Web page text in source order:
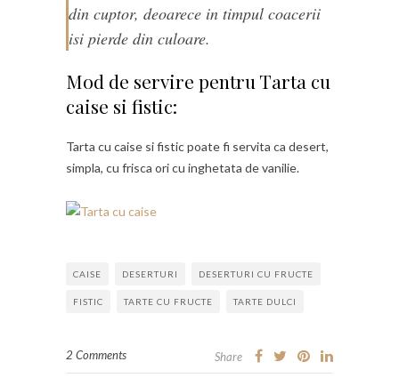
din cuptor, deoarece in timpul coacerii
isi pierde din culoare.
Mod de servire pentru Tarta cu
caise si fistic:
Tarta cu caise si fistic poate fi servita ca desert,
simpla, cu frisca ori cu inghetata de vanilie.
CAISE DESERTURI DESERTURI CU FRUCTE
FISTIC TARTE CU FRUCTE TARTE DULCI
2 Comments Share